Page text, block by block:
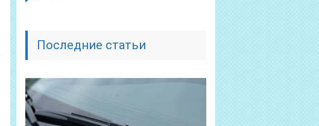
Последние статьи